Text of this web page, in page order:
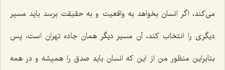
می‌کند، اگر انسان بخواهد به واقعیت و به حقیقت برسد باید مسیر
دیگری را انتخاب کند، آن مسیر دیگر همان جاده تهران است، پس
بنابراین منظور من از این که انسان باید صدق را همیشه و در همه